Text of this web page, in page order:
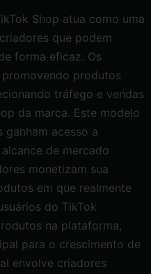
Shop atua como uma
que podem
forma eficaz. Os
produtos
tráfego e vendas
da marca. Este modelo
ganham acesso a
de mercado
monetizam sua
em que realmente
do TikTok
na plataforma,
para o crescimento de
envolve criadores